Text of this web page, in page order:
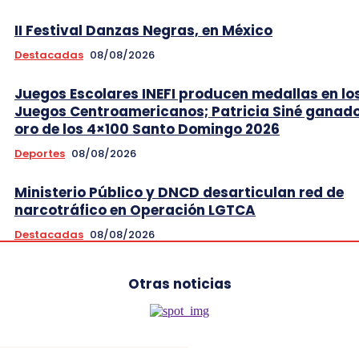
II Festival Danzas Negras, en México
Destacadas 08/08/2026
Juegos Escolares INEFI producen medallas en
Juegos Centroamericanos; Patricia Siné
oro de los 4×100 Santo Domingo 2026
Deportes 08/08/2026
Ministerio Público y DNCD desarticulan red de
narcotráfico en Operación LGTCA
Destacadas 08/08/2026
Otras noticias